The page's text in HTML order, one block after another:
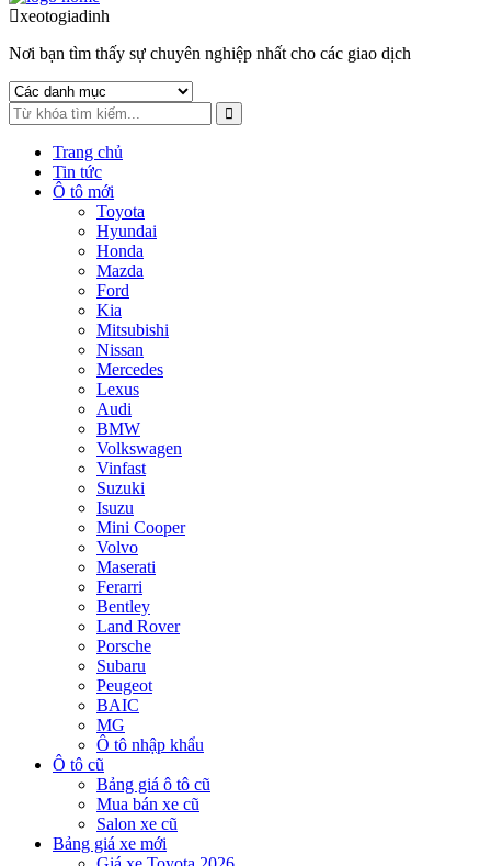
to
toxeotogiadinh
Nơi bạn tìm thấy sự chuyên nghiệp nhất cho các giao dịch
Trang chủ
Tin tức
Ô tô mới
Toyota
Hyundai
Honda
Mazda
Ford
Kia
Mitsubishi
Nissan
Mercedes
Lexus
Audi
BMW
Volkswagen
Vinfast
Suzuki
Isuzu
Mini Cooper
Volvo
Maserati
Ferarri
Bentley
Land Rover
Porsche
Subaru
Peugeot
BAIC
MG
Ô tô nhập khẩu
Ô tô cũ
Bảng giá ô tô cũ
Mua bán xe cũ
Salon xe cũ
Bảng giá xe mới